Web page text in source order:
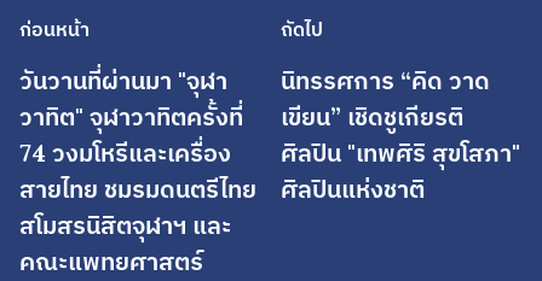
ก่อนหน้า
วันวานที่ผ่านมา "จุฬา
วาทิต" จุฬาวาทิตครั้งที่
74 วงมโหรีและเครื่อง
สายไทย ชมรมดนตรีไทย
สโมสรนิสิตจุฬาฯ และ
คณะแพทยศาสตร์
ถัดไป
นิทรรศการ “คิด วาด
เขียน” เชิดชูเกียรติ
ศิลปิน "เทพศิริ สุขโสภา"
ศิลปินแห่งชาติ